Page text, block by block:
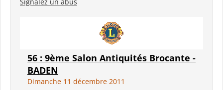
56 : 9ème Salon Antiquités Brocante -
BADEN
Dimanche 11 décembre 2011